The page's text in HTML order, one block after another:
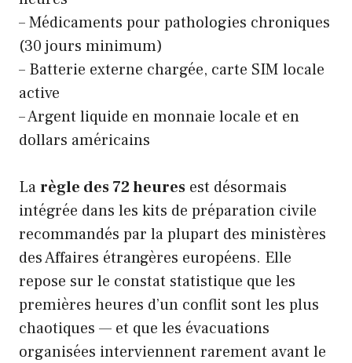
– Médicaments pour pathologies chroniques
(30 jours minimum)
– Batterie externe chargée, carte SIM locale
active
– Argent liquide en monnaie locale et en
dollars américains
Larègle des 72 heures est désormais
intégrée dans les kits de préparation civile
recommandés par la plupart des ministères
des Affaires étrangères européens. Elle
repose sur le constat statistique que les
premières heures d’un conflit sont les plus
chaotiques — et que les évacuations
organisées interviennent rarement avant le